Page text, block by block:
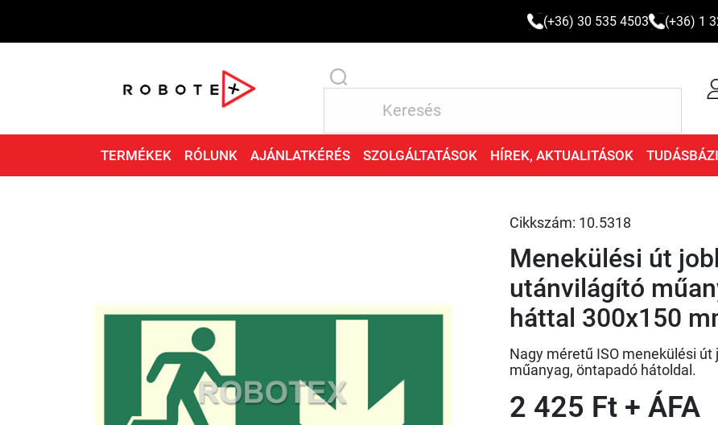
(+36) 30 535 4503 (+36) 1
TERMÉKEK RÓLUNK AJÁNLATKÉRÉS SZOLGÁLTATÁSOK HÍREK, AKTUALITÁSOK
Cikkszám: 10.5318
Menekülési út
utánvilágító
háttal 300x150
Nagy méretű ISO menekülési
műanyag, öntapadó hátoldal.
2 425 Ft + ÁFA